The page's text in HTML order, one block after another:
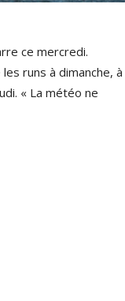
ce mercredi.
runs à dimanche, à
« La météo ne